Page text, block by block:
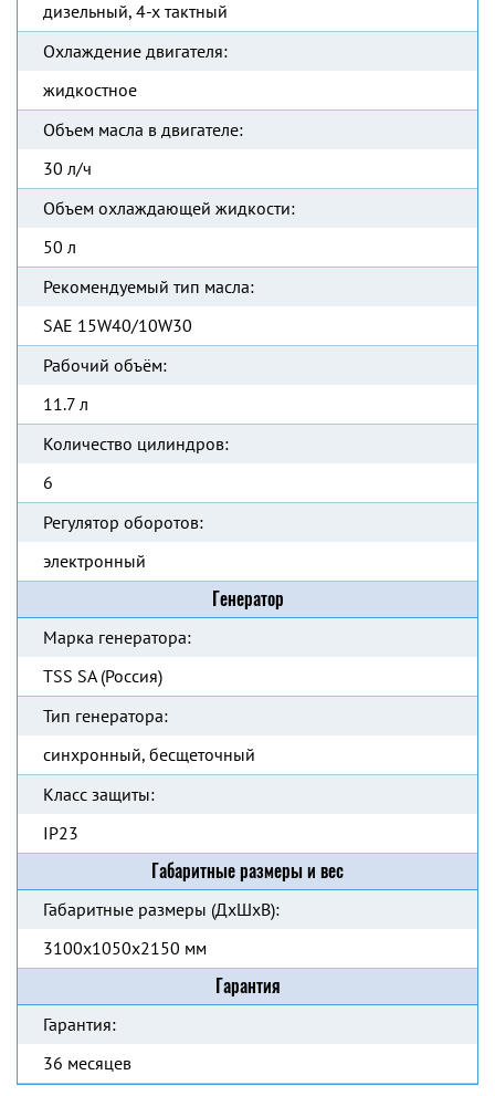
дизельный, 4-х тактный
Охлаждение двигателя:
жидкостное
Объем масла в двигателе:
30 л/ч
Объем охлаждающей жидкости:
50 л
Рекомендуемый тип масла:
SAE 15W40/10W30
Рабочий объём:
11.7 л
Количество цилиндров:
6
Регулятор оборотов:
электронный
Генератор
Марка генератора:
TSS SA (Россия)
Тип генератора:
синхронный, бесщеточный
Класс защиты:
IP23
Габаритные размеры и вес
Габаритные размеры (ДхШхВ):
3100х1050х2150 мм
Гарантия
Гарантия:
36 месяцев